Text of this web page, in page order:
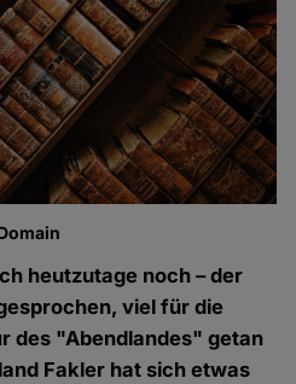
heutzutage noch – der
viel für die
des "Abendlandes" getan
Fakler hat sich etwas